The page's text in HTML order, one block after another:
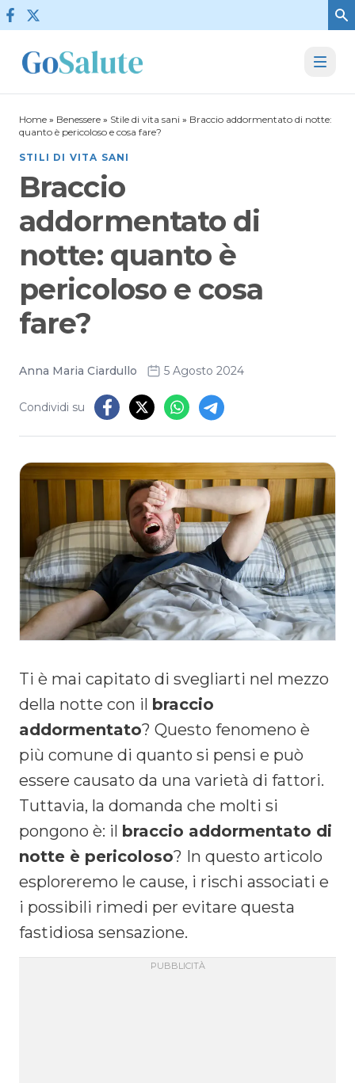
Vai al contenuto
Home » Benessere » Stile di vita sani » Braccio addormentato di notte:
quanto è pericoloso e cosa fare?
STILI DI VITA SANI
Braccio
addormentato di
notte: quanto è
pericoloso e cosa
fare?
Anna Maria Ciardullo 5 Agosto 2024
Condividi su
Ti è mai capitato di svegliarti nel mezzo
della notte con il braccio
addormentato? Questo fenomeno è
più comune di quanto si pensi e può
essere causato da una varietà di fattori.
Tuttavia, la domanda che molti si
pongono è: il braccio addormentato di
notte è pericoloso? In questo articolo
esploreremo le cause, i rischi associati e
i possibili rimedi per evitare questa
fastidiosa sensazione.